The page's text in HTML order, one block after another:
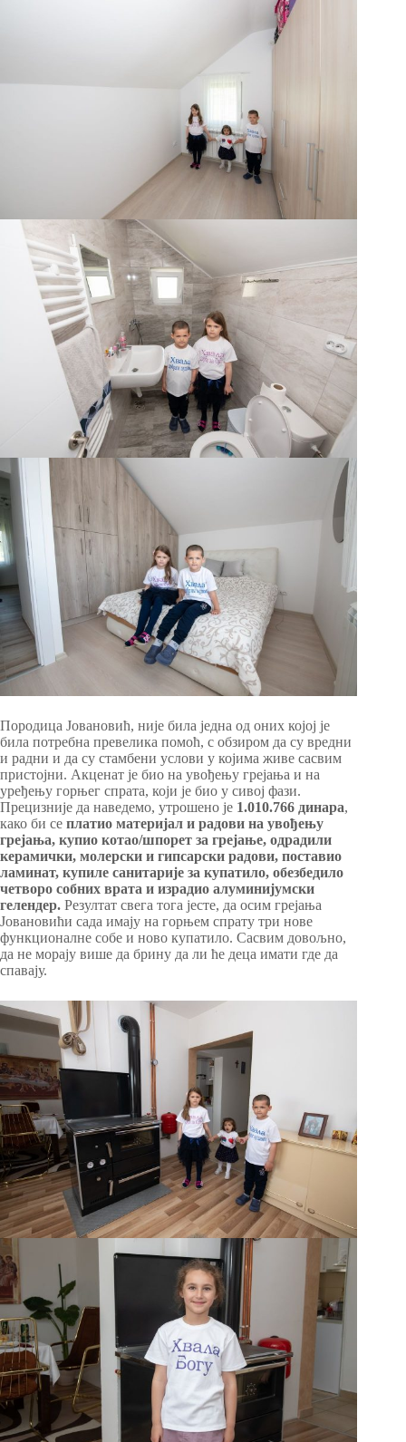
Породица Јовановић, није била једна од оних којој је
била потребна превелика помоћ, с обзиром да су вредни
и радни и да су стамбени услови у којима живе сасвим
пристојни. Акценат је био на увођењу грејања и на
уређењу горњег спрата, који је био у сивој фази.
Прецизније да наведемо, утрошено је 1.010.766 динара,
како би се платио материјал и радови на увођењу
грејања, купио котао/шпорет за грејање, одрадили
керамички, молерски и гипсарски радови, поставио
ламинат, купиле санитарије за купатило, обезбедило
четворо собних врата и израдио алуминијумски
гелендер. Резултат свега тога јесте, да осим грејања
Јовановићи сада имају на горњем спрату три нове
функционалне собе и ново купатило. Сасвим довољно,
да не морају више да брину да ли ће деца имати где да
спавају.